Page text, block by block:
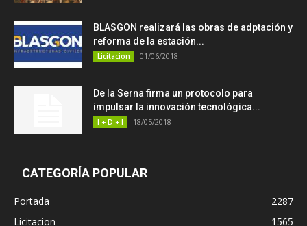
BLASGON realizará las obras de adptación y
reforma de la estación...
Licitacion 01/06/2018
De la Serna firma un protocolo para
impulsar la innovación tecnológica...
I + D + I 18/05/2018
CATEGORÍA POPULAR
Portada
2287
Licitacion
1565